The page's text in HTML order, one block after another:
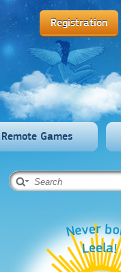
Registration
Remote Games
Never
Leela!